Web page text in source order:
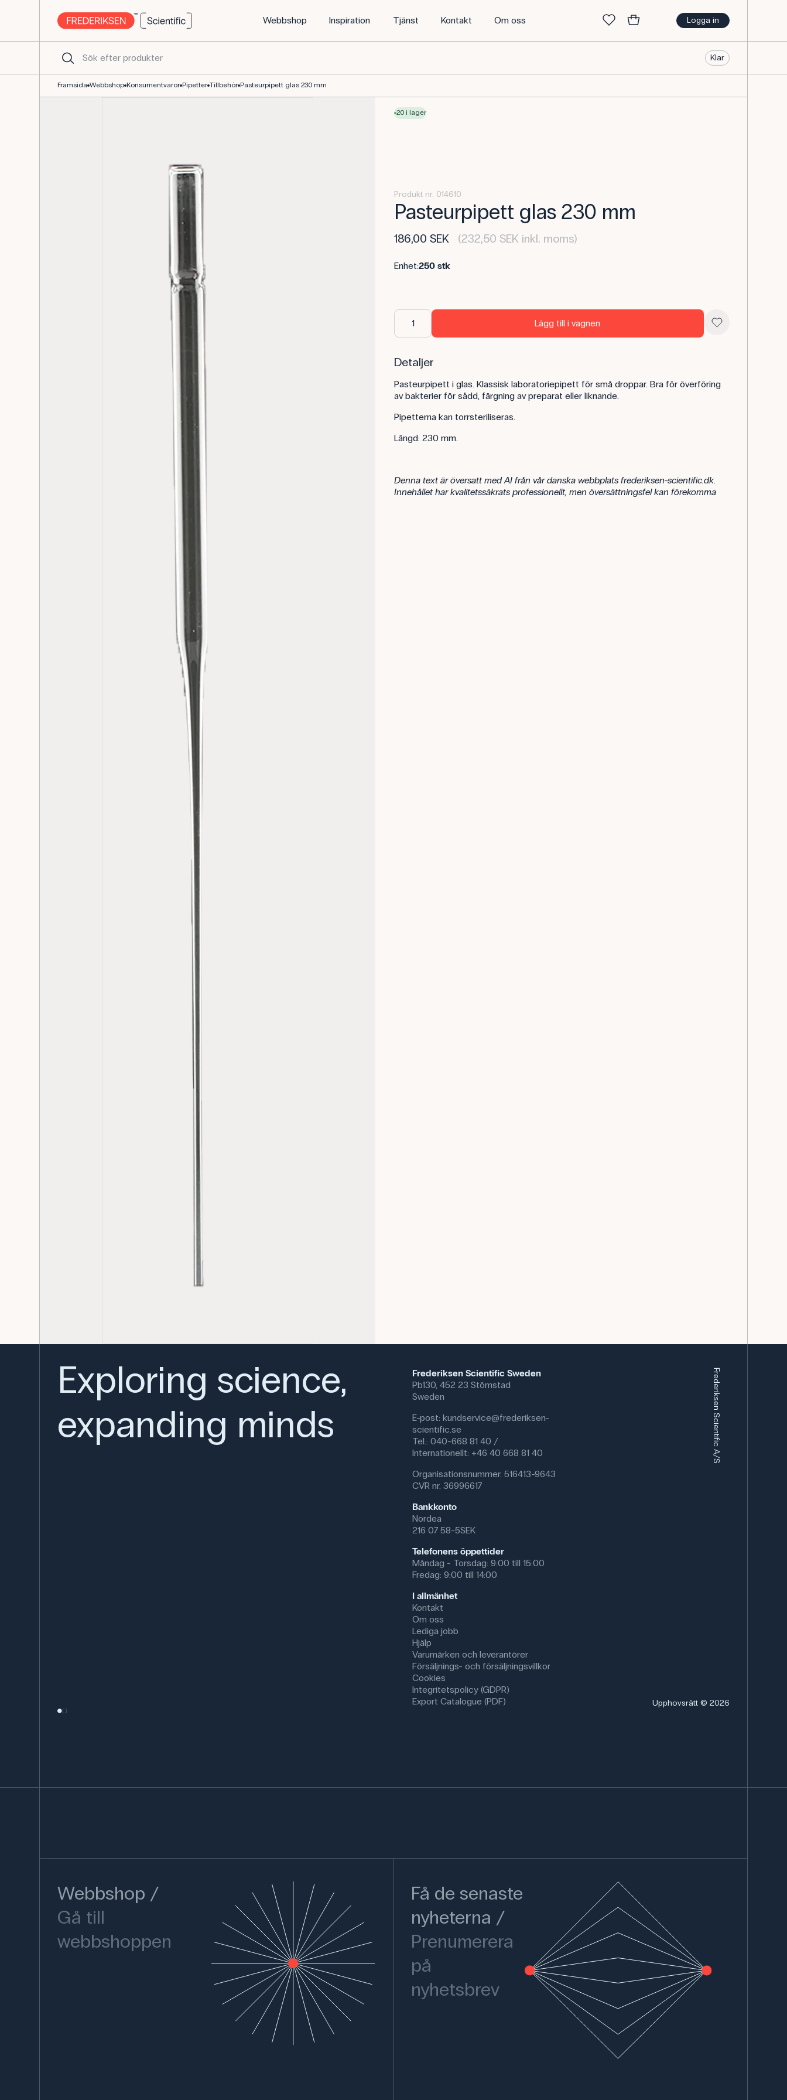
Logga in
Webbshop Inspiration Tjänst Kontakt Om oss
Klar
Framsida Webbshop Konsumentvaror Pipetter Tillbehör Pasteurpipett glas 230 mm
20 i lager
Produkt nr. 014610
Pasteurpipett glas 230 mm
186,00 SEK (232,50 SEK inkl. moms)
Enhet:250 stk
Lägg till i vagnen
Detaljer
Pasteurpipett i glas. Klassisk laboratoriepipett för små droppar. Bra för överföring
av bakterier för sådd, färgning av preparat eller liknande.
Pipetterna kan torrsteriliseras.
Längd: 230 mm.
Denna text är översatt med AI från vår danska webbplats frederiksen-scientific.dk.
Innehållet har kvalitetssäkrats professionellt, men översättningsfel kan förekomma
Exploring science,
expanding minds
Frederiksen Scientific Sweden
Pb130, 452 23 Stömstad
Sweden
E-post: kundservice@frederiksen-
scientific.se
Tel.: 040-668 81 40 /
Internationellt: +46 40 668 81 40
Organisationsnummer: 516413-9643
CVR nr. 36996617
Bankkonto
Nordea
216 07 58-5SEK
Telefonens öppettider
Måndag - Torsdag: 9:00 till 15:00
Fredag: 9:00 till 14:00
I allmänhet
Kontakt
Om oss
Lediga jobb
Hjälp
Varumärken och leverantörer
Försäljnings- och försäljningsvillkor
Cookies
Integritetspolicy (GDPR)
Export Catalogue (PDF)
Frederiksen Scientific A/S
Upphovsrätt © 2026
Webbshop
Gå till
webbshoppen
Få de senaste
nyheterna
Prenumerera
på
nyhetsbrev